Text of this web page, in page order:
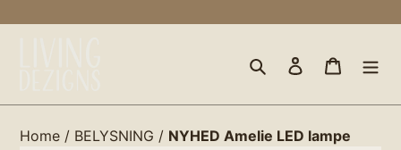
Søg Log ind
Home / BELYSNING / NYHED Amelie LED lampe